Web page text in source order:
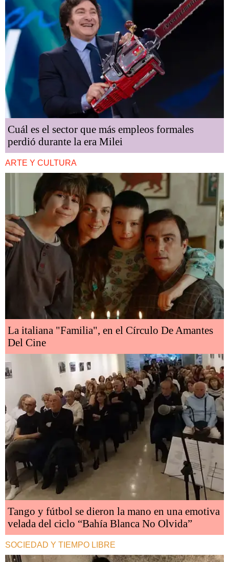
Cuál es el sector que más empleos formales
perdió durante la era Milei
ARTE Y CULTURA
La italiana "Familia", en el Círculo De Amantes
Del Cine
Tango y fútbol se dieron la mano en una emotiva
velada del ciclo “Bahía Blanca No Olvida”
SOCIEDAD Y TIEMPO LIBRE